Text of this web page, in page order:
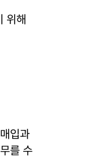
위해
입과
를 수